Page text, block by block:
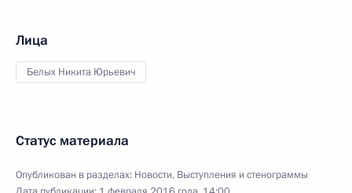
Лица
Белых Никита Юрьевич
Статус материала
Опубликован в разделах: Новости, Выступления и стенограммы